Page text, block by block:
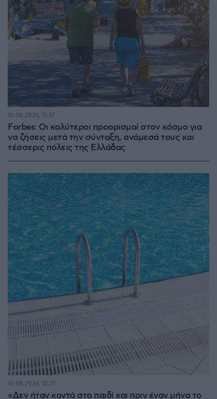
Forbes: Οι καλύτεροι προορισμοί στον κόσμο για
να ζήσεις μετά την σύνταξη, ανάμεσά τους και
τέσσερις πόλεις της Ελλάδας
10.08.2026, 11:37
«Δεν ήταν κοντά στο παιδί και πριν έναν μήνα το
10.08.2026, 12:21